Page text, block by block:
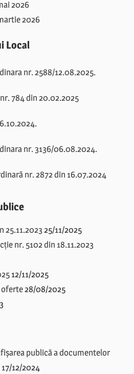
2026
2026
Local
nr. 2588/12.08.2025.
784 din 20.02.2025
nr. 3136/06.08.2024.
nr. 2872 din 16.07.2024
25.11.2023 25/11/2025
nr. 5102 din 18.11.2023
12/11/2025
oferte28/08/2025
publică a documentelor
17/12/2024